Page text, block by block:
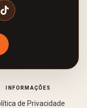
INFORMAÇÕES
de Privacidade